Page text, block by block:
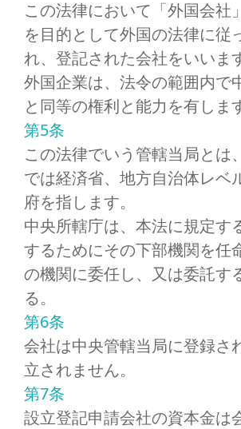
この法律において「外国会社
を目的として外国の法律に従
れ、登記された会社をいいま
外国企業は、法令の範囲内で
と同等の権利と能力を有しま
第5条
この法律でいう管轄当局とは
では経済省、地方自治体レベ
府を指します。
中央所轄庁は、本法に規定す
するためにその下部機関を任
の機関に委任し、又は委託す
る。
第6条
会社は中央管轄当局に登録さ
立されません。
第7条
設立登記申請会社の資本金は